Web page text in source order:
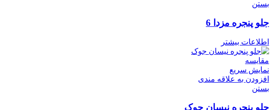
بستن
جلو پنجره مزدا 6
اطلاعات بیشتر
مقایسه
نمایش سریع
افزودن به علاقه مندی
بستن
جلو پنجره نیسان جوک